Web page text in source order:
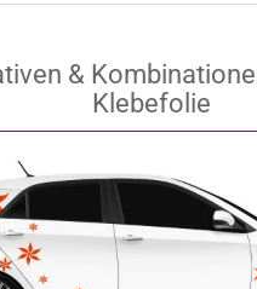
&
Klebefolie